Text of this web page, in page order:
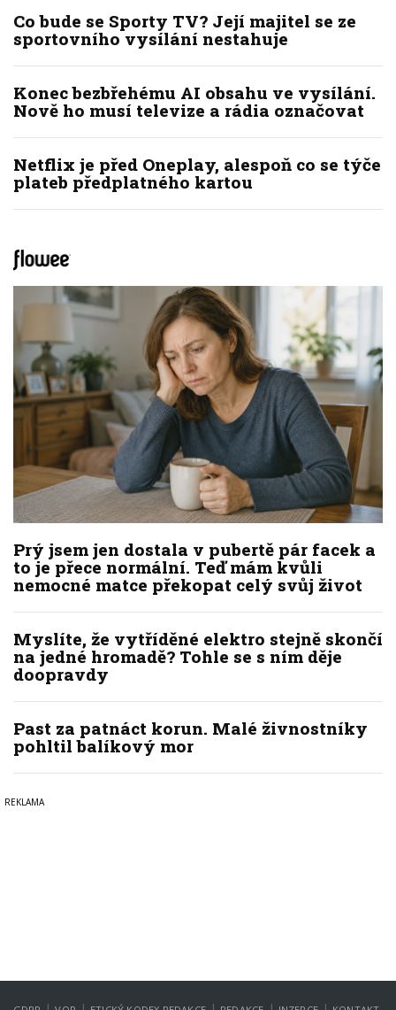
Co bude se Sporty TV? Její majitel se ze
sportovního vysílání nestahuje
Konec bezbřehému AI obsahu ve vysílání.
Nově ho musí televize a rádia označovat
Netflix je před Oneplay, alespoň co se týče
plateb předplatného kartou
Prý jsem jen dostala v pubertě pár facek a
to je přece normální. Teď mám kvůli
nemocné matce překopat celý svůj život
Myslíte, že vytříděné elektro stejně skončí
na jedné hromadě? Tohle se s ním děje
doopravdy
Past za patnáct korun. Malé živnostníky
pohltil balíkový mor